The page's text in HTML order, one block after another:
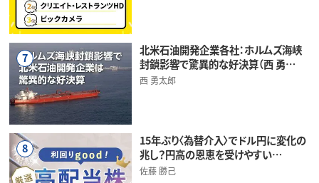
7
北米石油開発企業各社：ホルムズ海峡
封鎖影響で驚異的な好決算（西 勇…
西 勇太郎
8
15年ぶり〈為替介入〉でドル円に変化の
兆し？円高の恩恵を受けやすい…
佐藤 勝己